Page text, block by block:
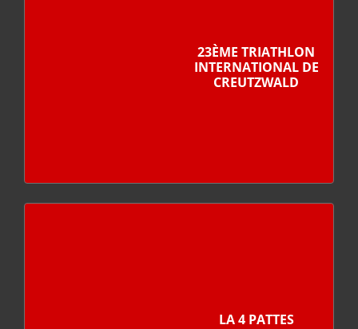
23ÈME TRIATHLON
INTERNATIONAL DE
CREUTZWALD
LA 4 PATTES